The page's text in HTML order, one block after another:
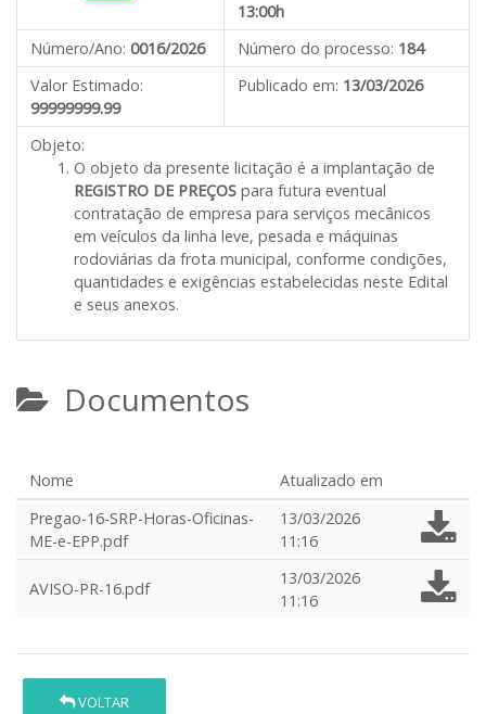
13:00h
Número/Ano: 0016/2026 Número do processo: 184
Valor Estimado:
99999999.99
Publicado em: 13/03/2026
Objeto:
O objeto da presente licitação é a implantação de
REGISTRO DE PREÇOS para futura eventual
contratação de empresa para serviços mecânicos
em veículos da linha leve, pesada e máquinas
rodoviárias da frota municipal, conforme condições,
quantidades e exigências estabelecidas neste Edital
e seus anexos.
Documentos
Nome
Atualizado em
Pregao-16-SRP-Horas-Oficinas-
ME-e-EPP.pdf
13/03/2026
11:16
AVISO-PR-16.pdf
13/03/2026
11:16
VOLTAR